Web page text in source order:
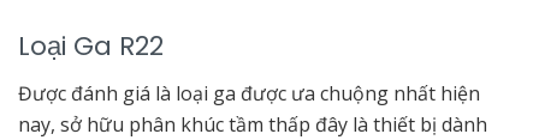
Loại Ga R22
Được đánh giá là loại ga được ưa chuộng nhất hiện
nay, sở hữu phân khúc tầm thấp đây là thiết bị dành